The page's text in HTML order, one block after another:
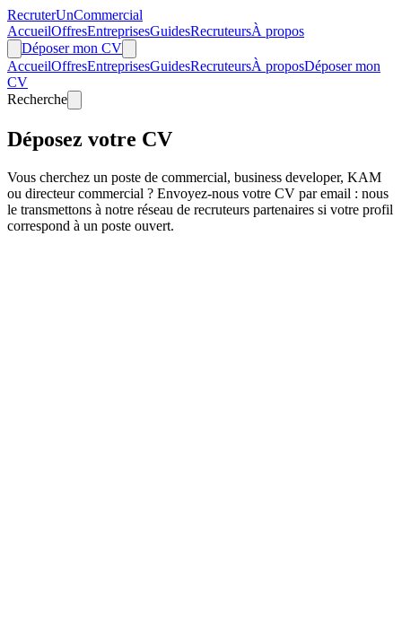
RecruterUnCommercial
AccueilOffresEntreprisesGuidesRecruteursÀ propos
Déposer mon CV
AccueilOffresEntreprisesGuidesRecruteursÀ proposDéposer mon
CV
Recherche
Déposez votre CV
Vous cherchez un poste de commercial, business developer, KAM
ou directeur commercial ? Envoyez-nous votre CV par email : nous
le transmettons à notre réseau de recruteurs partenaires si votre profil
correspond à un poste ouvert.